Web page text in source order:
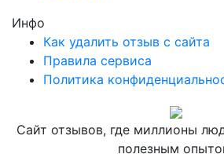
Инфо
Как удалить отзыв с сайта
Правила сервиса
Политика
Сайт отзывов, где миллионы
полезным